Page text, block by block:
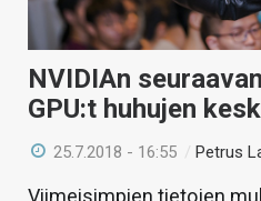
HAKU
NVIDIAn
GPU:t huhujen
25.7.2018 - 16:55 /Petrus
Viimeisimpien tietojen